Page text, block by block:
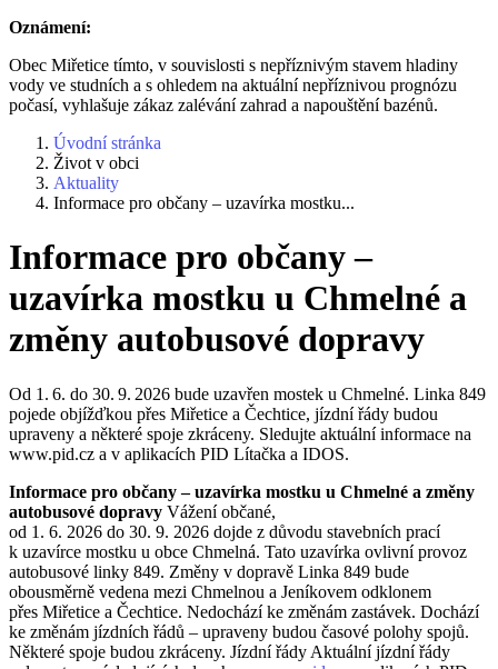
Oznámení:
Obec Miřetice tímto, v souvislosti s nepříznivým stavem hladiny
vody ve studních a s ohledem na aktuální nepříznivou prognózu
počasí, vyhlašuje zákaz zalévání zahrad a napouštění bazénů.
Úvodní stránka
Život v obci
Aktuality
Informace pro občany – uzavírka mostku...
Informace pro občany –
uzavírka mostku u Chmelné a
změny autobusové dopravy
Od 1. 6. do 30. 9. 2026 bude uzavřen mostek u Chmelné. Linka 849
pojede objížďkou přes Miřetice a Čechtice, jízdní řády budou
upraveny a některé spoje zkráceny. Sledujte aktuální informace na
www.pid.cz a v aplikacích PID Lítačka a IDOS.
Informace pro občany – uzavírka mostku u Chmelné a změny
autobusové dopravy Vážení občané,
od 1. 6. 2026 do 30. 9. 2026 dojde z důvodu stavebních prací
k uzavírce mostku u obce Chmelná. Tato uzavírka ovlivní provoz
autobusové linky 849. Změny v dopravě Linka 849 bude
obousměrně vedena mezi Chmelnou a Jeníkovem odklonem
přes Miřetice a Čechtice. Nedochází ke změnám zastávek. Dochází
ke změnám jízdních řádů – upraveny budou časové polohy spojů.
Některé spoje budou zkráceny. Jízdní řády Aktuální jízdní řády